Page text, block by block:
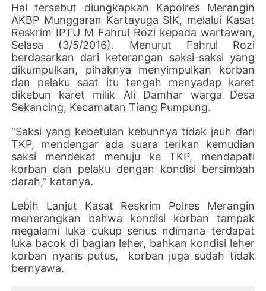
Hal tersebut diungkapkan Kapolres Merangin
AKBP Munggaran Kartayuga SIK, melalui Kasat
Reskrim IPTU M Fahrul Rozi kepada wartawan,
Selasa (3/5/2016). Menurut Fahrul Rozi
berdasarkan dari keterangan saksi-saksi yang
dikumpulkan, pihaknya menyimpulkan korban
dan pelaku saat itu tengah menyadap karet
dikebun karet milik Ali Damhar warga Desa
Sekancing, Kecamatan Tiang Pumpung.
“Saksi yang kebetulan kebunnya tidak jauh dari
TKP, mendengar ada suara terikan kemudian
saksi mendekat menuju ke TKP, mendapati
korban dan pelaku dengan kondisi bersimbah
darah,” katanya.
Lebih Lanjut Kasat Reskrim Polres Merangin
menerangkan bahwa kondisi korban tampak
megalami luka cukup serius ndimana terdapat
luka bacok di bagian leher, bahkan kondisi leher
korban nyaris putus, korban juga sudah tidak
bernyawa.